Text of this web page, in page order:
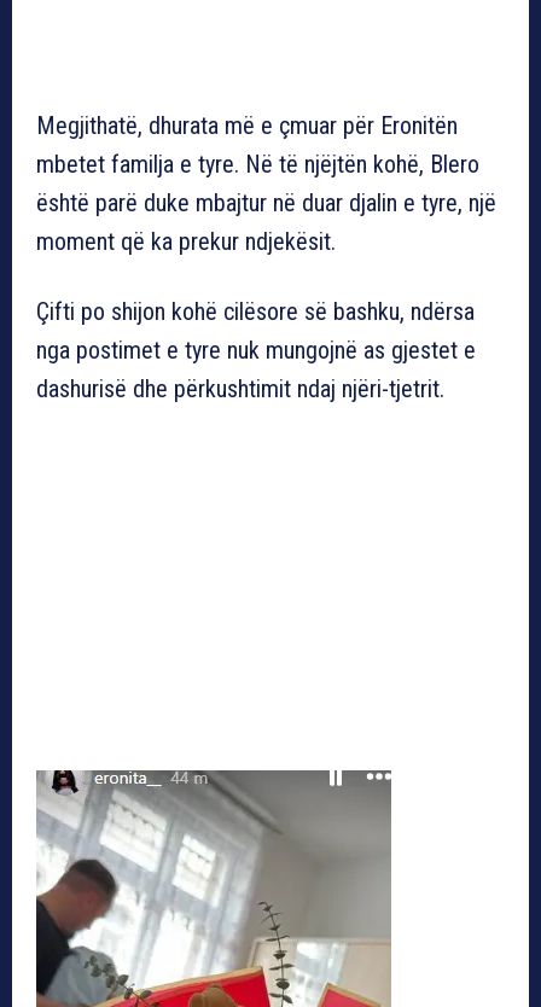
Megjithatë, dhurata më e çmuar për Eronitën
mbetet familja e tyre. Në të njëjtën kohë, Blero
është parë duke mbajtur në duar djalin e tyre, një
moment që ka prekur ndjekësit.
Çifti po shijon kohë cilësore së bashku, ndërsa
nga postimet e tyre nuk mungojnë as gjestet e
dashurisë dhe përkushtimit ndaj njëri-tjetrit.